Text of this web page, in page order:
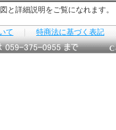
と詳細説明をご覧になれます。
て 特商法に基づく表記